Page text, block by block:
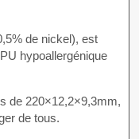
de nickel), est
hypoallergénique
de 220×12,2×9,3mm,
de tous.